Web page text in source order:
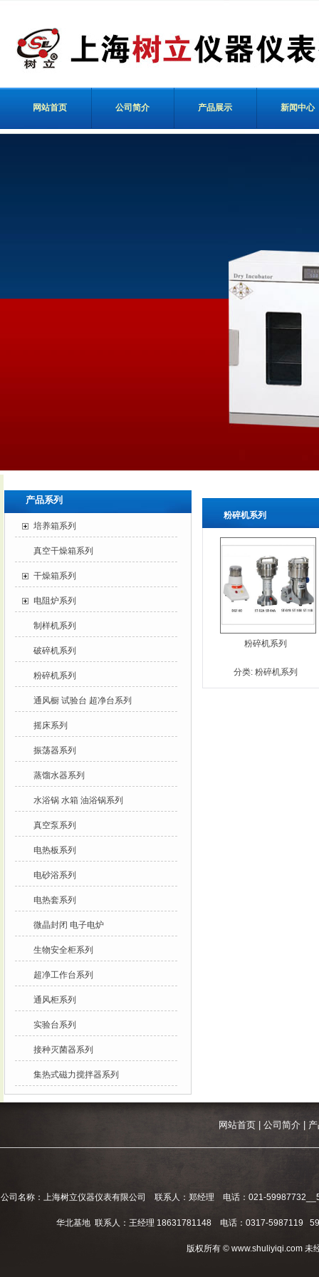
网站首页 公司简介 产品展示 新闻中心
粉碎机系列
粉碎机系列
分类: 粉碎机系列
产品系列
培养箱系列
真空干燥箱系列
干燥箱系列
电阻炉系列
制样机系列
破碎机系列
粉碎机系列
通风橱 试验台 超净台系列
摇床系列
振荡器系列
蒸馏水器系列
水浴锅 水箱 油浴锅系列
真空泵系列
电热板系列
电砂浴系列
电热套系列
微晶封闭 电子电炉
生物安全柜系列
超净工作台系列
通风柜系列
实验台系列
接种灭菌器系列
集热式磁力搅拌器系列
网站首页| 公司简介|
公司名称：上海树立仪器仪表有限公司 联系人：郑经理 电话：021-
华北基地 联系人：王经理 18631781148 电话：0317-5987119
版权所有 © www.shuliyiqi.com 未